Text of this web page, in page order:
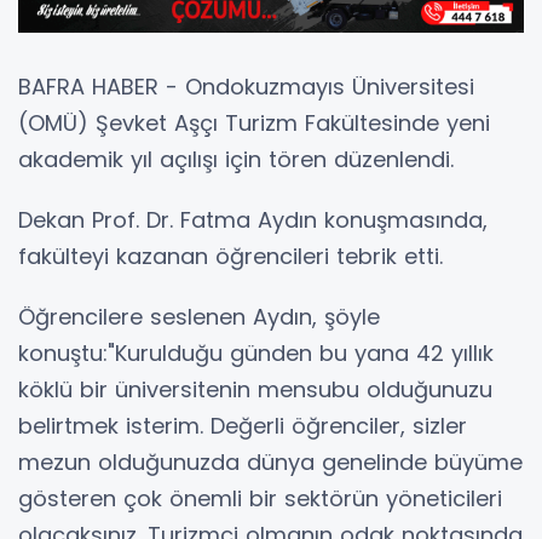
BAFRA HABER - Ondokuzmayıs Üniversitesi
(OMÜ) Şevket Aşçı Turizm Fakültesinde yeni
akademik yıl açılışı için tören düzenlendi.
Dekan Prof. Dr. Fatma Aydın konuşmasında,
fakülteyi kazanan öğrencileri tebrik etti.
Öğrencilere seslenen Aydın, şöyle
konuştu:"Kurulduğu günden bu yana 42 yıllık
köklü bir üniversitenin mensubu olduğunuzu
belirtmek isterim. Değerli öğrenciler, sizler
mezun olduğunuzda dünya genelinde büyüme
gösteren çok önemli bir sektörün yöneticileri